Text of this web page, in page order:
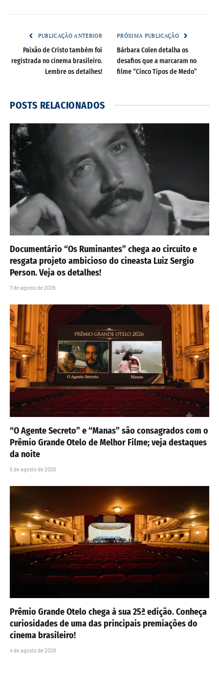
PUBLICAÇÃO ANTERIOR
Paixão de Cristo também foi
registrada no cinema brasileiro.
Lembre os detalhes!
PRÓXIMA PUBLICAÇÃO
Bárbara Colen detalha os
desafios que a marcaram no
filme “Cinco Tipos de Medo”
POSTS RELACIONADOS
Documentário “Os Ruminantes” chega ao circuito e
resgata projeto ambicioso do cineasta Luiz Sergio
Person. Veja os detalhes!
7 de agosto de 2026
“O Agente Secreto” e “Manas” são consagrados com o
Prêmio Grande Otelo de Melhor Filme; veja destaques
da noite
5 de agosto de 2026
Prêmio Grande Otelo chega à sua 25ª edição. Conheça
curiosidades de uma das principais premiações do
cinema brasileiro!
4 de agosto de 2026